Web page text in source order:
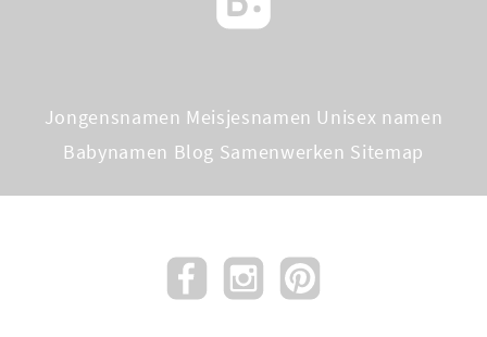
Jongensnamen Meisjesnamen Unisex namen
Babynamen Blog Samenwerken Sitemap